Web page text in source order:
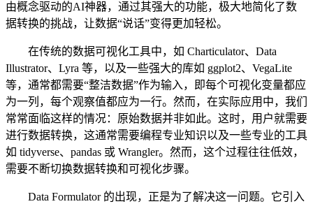
由概念驱动的AI神器，通过其强大的功能，极大地简化了数
据转换的挑战，让数据“说话”变得更加轻松。
在传统的数据可视化工具中，如 Charticulator、Data
Illustrator、Lyra 等，以及一些强大的库如 ggplot2、VegaLite
等，通常都需要“整洁数据”作为输入，即每个可视化变量都应
为一列，每个观察值都应为一行。然而，在实际应用中，我们
常常面临这样的情况：原始数据并非如此。这时，用户就需要
进行数据转换，这通常需要编程专业知识以及一些专业的工具
如 tidyverse、pandas 或 Wrangler。然而，这个过程往往低效，
需要不断切换数据转换和可视化步骤。
Data Formulator 的出现，正是为了解决这一问题。它引入